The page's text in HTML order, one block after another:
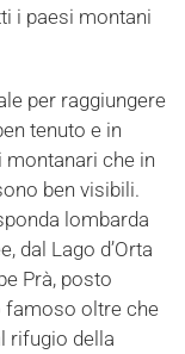
i paesi montani
per raggiungere
tenuto e in
montanari che in
ben visibili.
lombarda
dal Lago d’Orta
Prà, posto
famoso oltre che
rifugio della